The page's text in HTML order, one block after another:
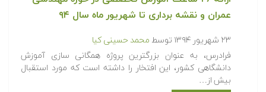
عمران و نقشه برداری تا شهریور ماه سال ۹۴
۲۳ شهریور ۱۳۹۴ توسط محمد حسینی کیا
فرادرس، به عنوان بزرگترین پروژه همگانی سازی آموزش
دانشگاهی کشور، این افتخار را داشته است که مورد استقبال
بیش از…